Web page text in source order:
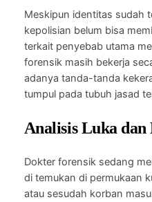
Meskipun identitas sudah
kepolisian belum bisa
terkait penyebab utama
forensik masih bekerja
adanya tanda-tanda
tumpul pada tubuh jasad
Analisis Luka dan
Dokter forensik sedang
di temukan di permukaan
atau sesudah korban